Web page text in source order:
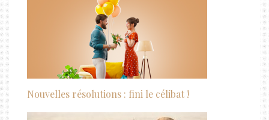
Nouvelles résolutions : fini le célibat !